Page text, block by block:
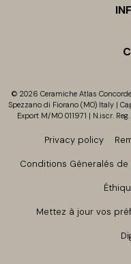
© 2026 Ceramiche Atlas Concorde
Spezzano di Fiorano (MO) Italy |
Export M/MO 011971 | N.iscr.
Privacy policy
Conditions Géneralés de
Mettez à jour vos